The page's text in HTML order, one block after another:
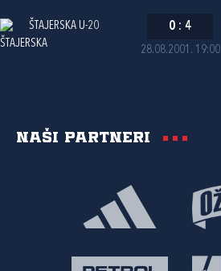
28.08.2001. 19:00
ŠTAJERSKA U-20 0 : 4
Naši partneri